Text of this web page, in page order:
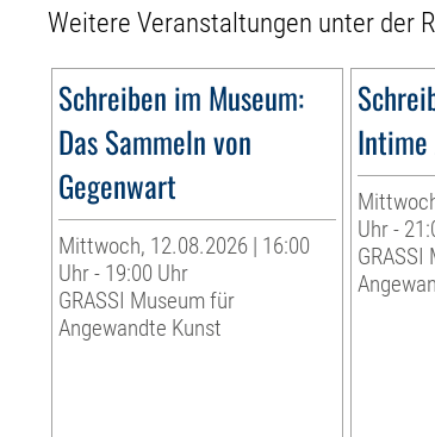
Weitere Veranstaltungen unter der
Schreiben im Museum:
Das Sammeln von
Gegenwart
Mittwoch, 12.08.2026 | 16:00
Uhr - 19:00 Uhr
GRASSI Museum für
Angewandte Kunst
Uhr -